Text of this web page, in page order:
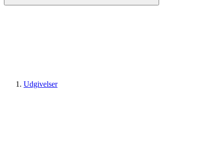
Udgivelser